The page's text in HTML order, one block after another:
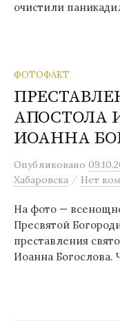
очистили
ФОТОФАКТ
АПОСТОЛА
ИОАННА
Опубликовано
Хабаровска / Нет
На фото —
Пресвятой
преставления
Иоанна Богослова.